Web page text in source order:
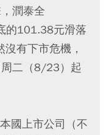
潤泰全
的101.38元滑落
有下市危機，
二（8/23）起
國上市公司（不